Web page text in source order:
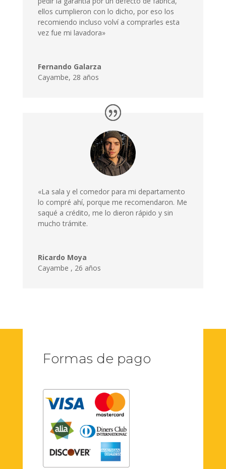
ellos cumplieron con lo dicho, por eso los
recomiendo incluso volví a comprarles esta
vez fue mi lavadora»
Fernando Galarza
Cayambe, 28 años
«La sala y el comedor para mi departamento
lo compré ahí, porque me recomendaron. Me
saqué a crédito, me lo dieron rápido y sin
mucho trámite.
Ricardo Moya
Cayambe , 26 años
Formas de pago